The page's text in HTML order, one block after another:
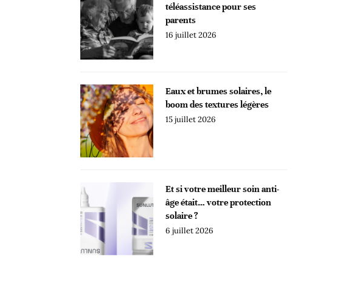
téléassistance pour ses
parents
16 juillet 2026
Eaux et brumes solaires, le
boom des textures légères
15 juillet 2026
Et si votre meilleur soin anti-
âge était… votre protection
solaire ?
6 juillet 2026